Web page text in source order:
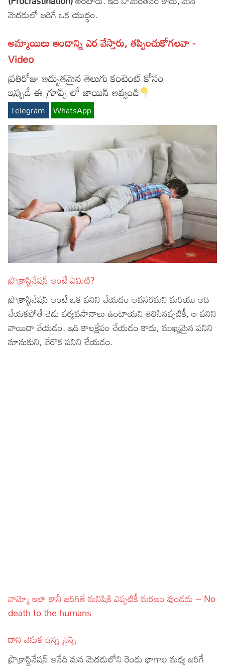
Lyrics in Tamil – Movie Songs
Kannada
Lyrics in Kannada – Movie Songs
మెదడులో జరిగే ఒక యుద్ధం.
అమ్మాయిలు అందాన్ని ఎర వేస్తారు, తప్పించుకోగలవా -
Video
ప్రతిరోజు అద్బుతమైన తెలుగు కంటెంట్ కోసం
ఇప్పుడే ఈ గ్రూప్స్ లో జాయిన్ అవ్వండి
Telegram WhatsApp
ప్రొక్రాస్టినేషన్ అంటే ఏమిటి?
ప్రొక్రాస్టినేషన్ అంటే ఒక పనిని చేయడం అవసరమని మరియు అది
చేయకపోతే చెడు పర్యవసానాలు ఉంటాయని తెలిసినప్పటికీ, ఆ పనిని
వాయిదా వేయడం. ఇది కాలక్షేపం చేయడం కాదు, ముఖ్యమైన పనిని
మానుకుని, వేరొక పనిని చేయడం.
వామ్మో ఇలా కానీ జరిగితే మనిషికి ఎప్పటికీ మరణం వుండదు – No
death to the humans
దాని వెనుక ఉన్న సైన్స్
ప్రొక్రాస్టినేషన్ అనేది మన మెదడులోని రెండు భాగాల మధ్య జరిగే